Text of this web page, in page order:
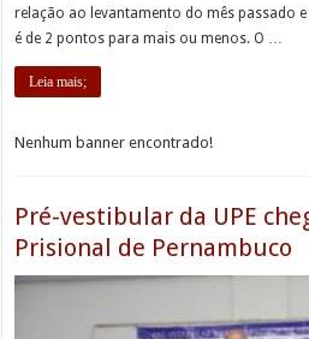
relação ao levantamento do mês passado
é de 2 pontos para mais ou menos. O …
Leia mais;
Nenhum banner encontrado!
Pré-vestibular da UPE
Prisional de Pernambuco